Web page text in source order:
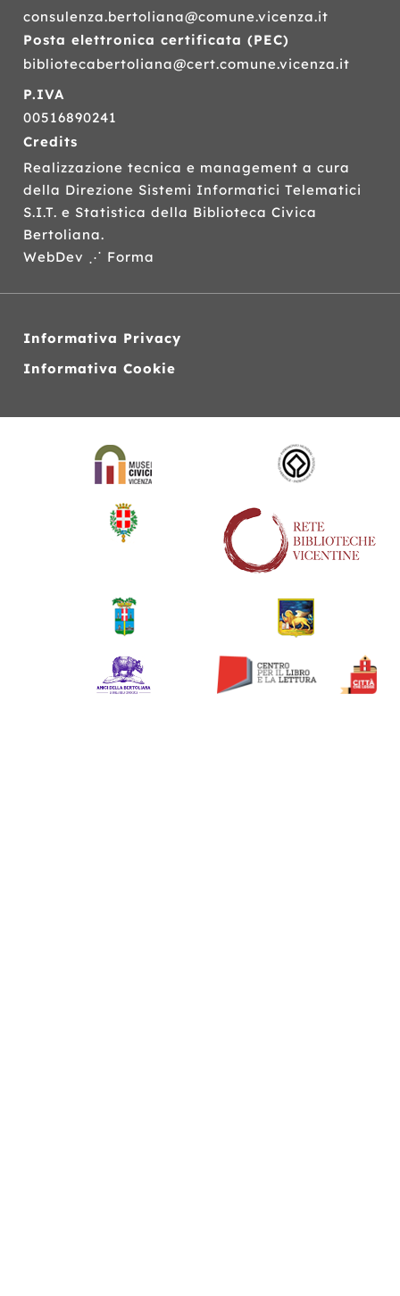
consulenza.bertoliana@comune.vicenza.it
Posta elettronica certificata (PEC)
bibliotecabertoliana@cert.comune.vicenza.it
P.IVA
00516890241
Credits
Realizzazione tecnica e management a cura
della Direzione Sistemi Informatici Telematici
S.I.T. e Statistica della Biblioteca Civica
Bertoliana.
WebDev ⋰ Forma
Informativa Privacy
Informativa Cookie